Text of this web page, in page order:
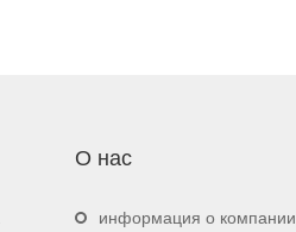
О нас
информация о компании